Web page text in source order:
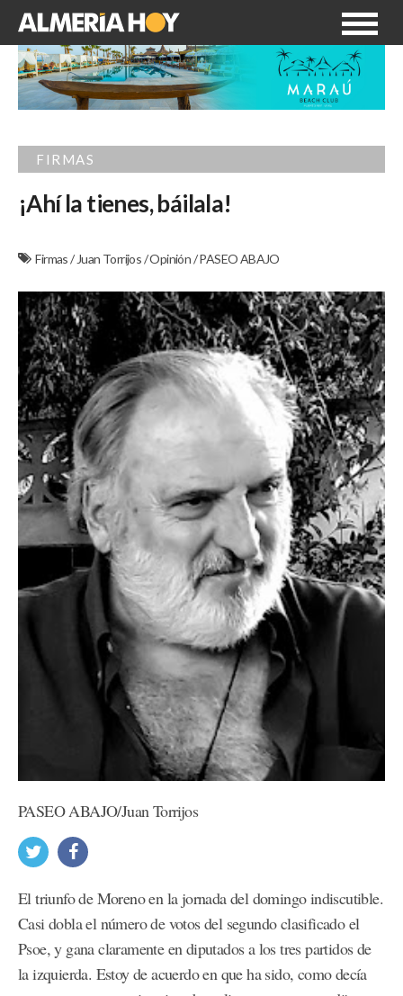
FIRMAS
¡Ahí la tienes, báilala!
Firmas/ Juan Torrijos/Opinión/PASEO ABAJO
PASEO ABAJO/Juan Torrijos
El triunfo de Moreno en la jornada del domingo indiscutible.
Casi dobla el número de votos del segundo clasificado el
Psoe, y gana claramente en diputados a los tres partidos de
la izquierda. Estoy de acuerdo en que ha sido, como decía